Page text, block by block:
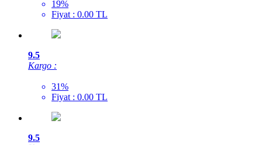
19%
Fiyat : 0.00 TL
9.5
Kargo :
31%
Fiyat : 0.00 TL
9.5